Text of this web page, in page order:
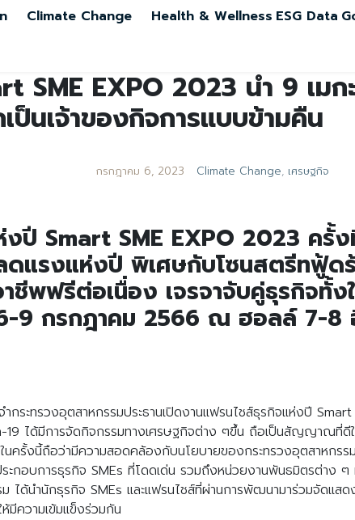
Climate Change Health & Wellness ESG Data
SME EXPO 2023 นำ 9 เม
ป็นเจ้าของกิจการแบบข้ามคืน
กรกฎาคม 6, 2023 Climate Change, เศรษฐกิจ
ปี Smart SME EXPO 2023 ครั้
ดแรงแห่งปี พิเศษกับโซนสตรีทฟู้ด
าชีพฟรีต่อเนื่อง เจรจาจับคู่ธุรกิจทั้
9 กรกฎาคม 2566 ณ ฮอลล์ 7-8
กระทรวงอุตสาหกรรมประธานเปิดงานแฟรนไชส์ธุรกิจแห่งปี
ได้มีการจัดกิจกรรมทางเศรษฐกิจต่าง ๆขึ้น ถือเป็นสัญญาณที่ดี
ครั้งนี้ถือว่ามีความสอดคล้องกับนโยบายของกระทรวงอุตสาหกรร
กอบการธุรกิจ SMEs ที่โดดเด่น รวมถึงหน่วยงานพันธมิตรต่าง ๆ
ได้นำนักธุรกิจ SMEs และแฟรนไชส์ที่ผ่านการพัฒนามาร่วมจัดแสด
มีความเข้มแข็งร่วมกัน